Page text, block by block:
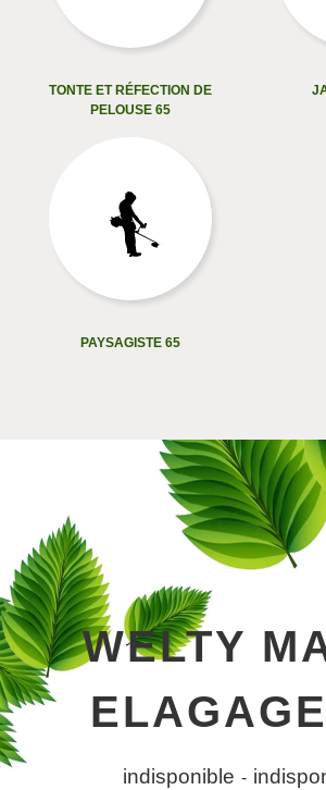
TONTE ET RÉFECTION DE
PELOUSE 65
PAYSAGISTE 65
WELTY
indisponible -